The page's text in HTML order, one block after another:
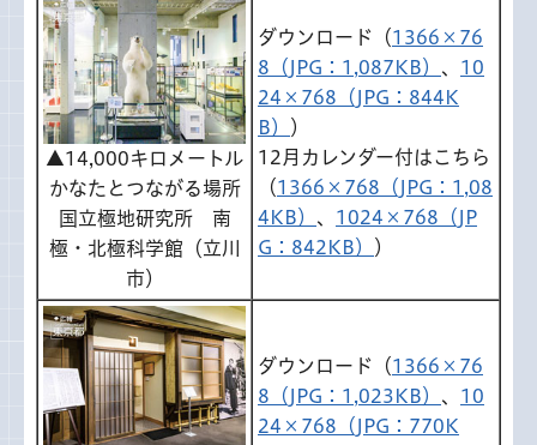
▲14,000キロメートル
かなたとつながる場所
国立極地研究所 南
極・北極科学館（立川
市）
ダウンロード（1366×76
8（JPG：1,087KB） 、 10
24×768（JPG：844K
B）
）
12月カレンダー付はこちら
（1366×768（JPG：1,08
4KB） 、 1024×768（JP
G：842KB）
）
ダウンロード（1366×76
8（JPG：1,023KB） 、 10
24×768（JPG：770K